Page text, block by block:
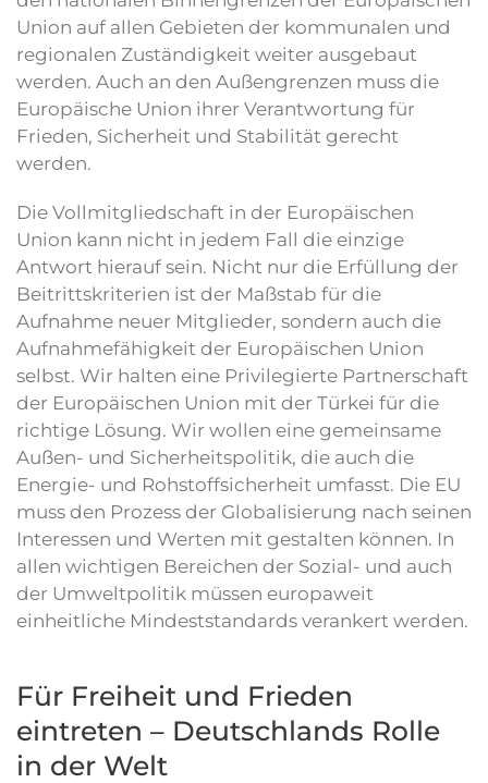
Union auf allen Gebieten der kommunalen und
regionalen Zuständigkeit weiter ausgebaut
werden. Auch an den Außengrenzen muss die
Europäische Union ihrer Verantwortung für
Frieden, Sicherheit und Stabilität gerecht
werden.
Die Vollmitgliedschaft in der Europäischen
Union kann nicht in jedem Fall die einzige
Antwort hierauf sein. Nicht nur die Erfüllung der
Beitrittskriterien ist der Maßstab für die
Aufnahme neuer Mitglieder, sondern auch die
Aufnahmefähigkeit der Europäischen Union
selbst. Wir halten eine Privilegierte Partnerschaft
der Europäischen Union mit der Türkei für die
richtige Lösung. Wir wollen eine gemeinsame
Außen- und Sicherheitspolitik, die auch die
Energie- und Rohstoffsicherheit umfasst. Die EU
muss den Prozess der Globalisierung nach seinen
Interessen und Werten mit gestalten können. In
allen wichtigen Bereichen der Sozial- und auch
der Umweltpolitik müssen europaweit
einheitliche Mindeststandards verankert werden.
Für Freiheit und Frieden
eintreten – Deutschlands Rolle
in der Welt